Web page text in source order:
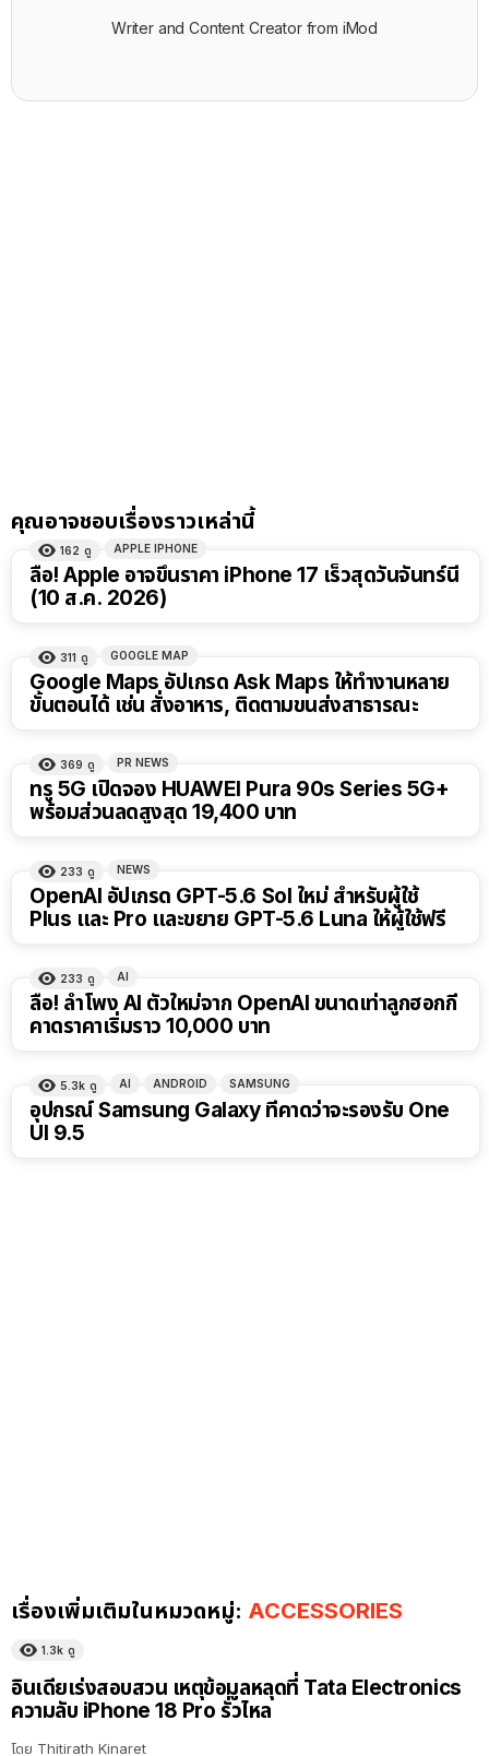
Writer and Content Creator from iMod
คุณอาจชอบเรื่องราวเหล่านี้
162 ดู APPLE IPHONE
ลือ! Apple อาจขึ้นราคา iPhone 17 เร็วสุดวันจันทร์นี้
(10 ส.ค. 2026)
311 ดู GOOGLE MAP
Google Maps อัปเกรด Ask Maps ให้ทำงานหลาย
ขั้นตอนได้ เช่น สั่งอาหาร, ติดตามขนส่งสาธารณะ
369 ดู PR NEWS
ทรู 5G เปิดจอง HUAWEI Pura 90s Series 5G+
พร้อมส่วนลดสูงสุด 19,400 บาท
233 ดู NEWS
OpenAI อัปเกรด GPT-5.6 Sol ใหม่ สำหรับผู้ใช้
Plus และ Pro และขยาย GPT-5.6 Luna ให้ผู้ใช้ฟรี
233 ดู AI
ลือ! ลำโพง AI ตัวใหม่จาก OpenAI ขนาดเท่าลูกฮอกกี้
คาดราคาเริ่มราว 10,000 บาท
5.3k ดู AI ANDROID SAMSUNG
อุปกรณ์ Samsung Galaxy ที่คาดว่าจะรองรับ One
UI 9.5
เรื่องเพิ่มเติมในหมวดหมู่: ACCESSORIES
1.3k ดู
อินเดียเร่งสอบสวน เหตุข้อมูลหลุดที่ Tata Electronics
ความลับ iPhone 18 Pro รั่วไหล
โดย Thitirath Kinaret